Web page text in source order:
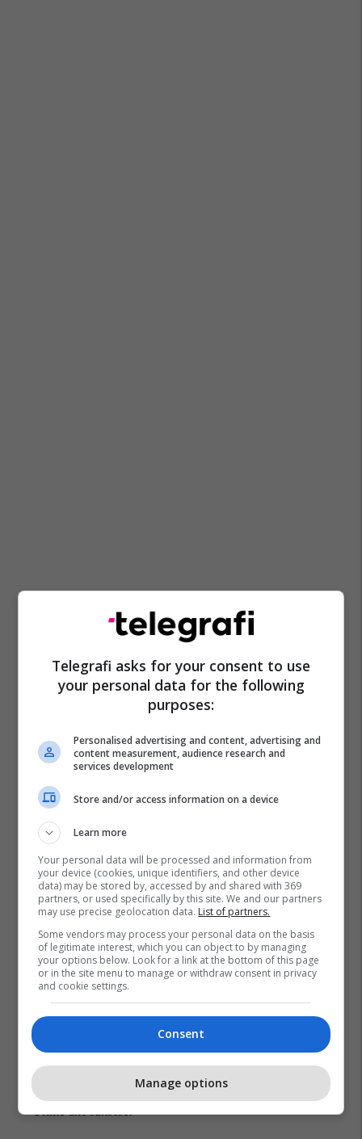
Njomëza Emini Komiteti Paralimpik I Kosovës
Telegrafi asks for your consent to use
your personal data for the following
purposes:
Personalised advertising and content, advertising and
content measurement, audience research and
services development
Store and/or access information on a device
Learn more
Your personal data will be processed and information from
your device (cookies, unique identifiers, and other device
data) may be stored by, accessed by and shared with 369
partners, or used specifically by this site. We and our partners
may use precise geolocation data. List of partners.
Some vendors may process your personal data on the basis
of legitimate interest, which you can object to by managing
your options below. Look for a link at the bottom of this page
or in the site menu to manage or withdraw consent in privacy
and cookie settings.
Consent
Manage options